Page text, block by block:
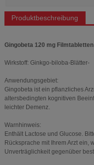
Produktbeschreibung
Gingobeta 120 mg Filmtabletten
Wirkstoff: Ginkgo-biloba-Blätter-
Anwendungsgebiet:
Gingobeta ist ein pflanzliches
altersbedingten kognitiven
leichter Demenz.
Warnhinweis:
Enthält Lactose und Glucose.
Rücksprache mit Ihrem Arzt ein,
Unverträglichkeit gegenüber